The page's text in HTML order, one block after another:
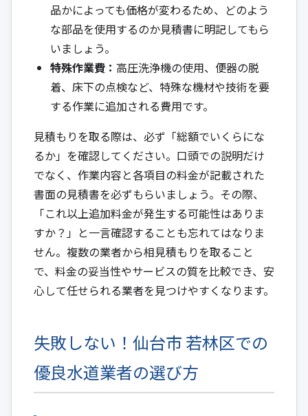
品かによっても価格が変わるため、どのよう
な部品を使用するのか見積書に明記してもら
いましょう。
特殊作業費： 高圧洗浄機の使用、便器の脱
着、床下の点検など、特殊な機材や技術を要
する作業に追加される費用です。
見積もりを取る際は、必ず「総額でいくらにな
るか」を確認してください。口頭での説明だけ
でなく、作業内容と各項目の料金が記載された
書面の見積書を必ずもらいましょう。その際、
「これ以上追加料金が発生する可能性はありま
すか？」と一言確認することも忘れてはなりま
せん。複数の業者から相見積もりを取ること
で、料金の妥当性やサービスの質を比較でき、安
心して任せられる業者を見つけやすくなります。
失敗しない！仙台市 若林区での
優良水道業者の選び方